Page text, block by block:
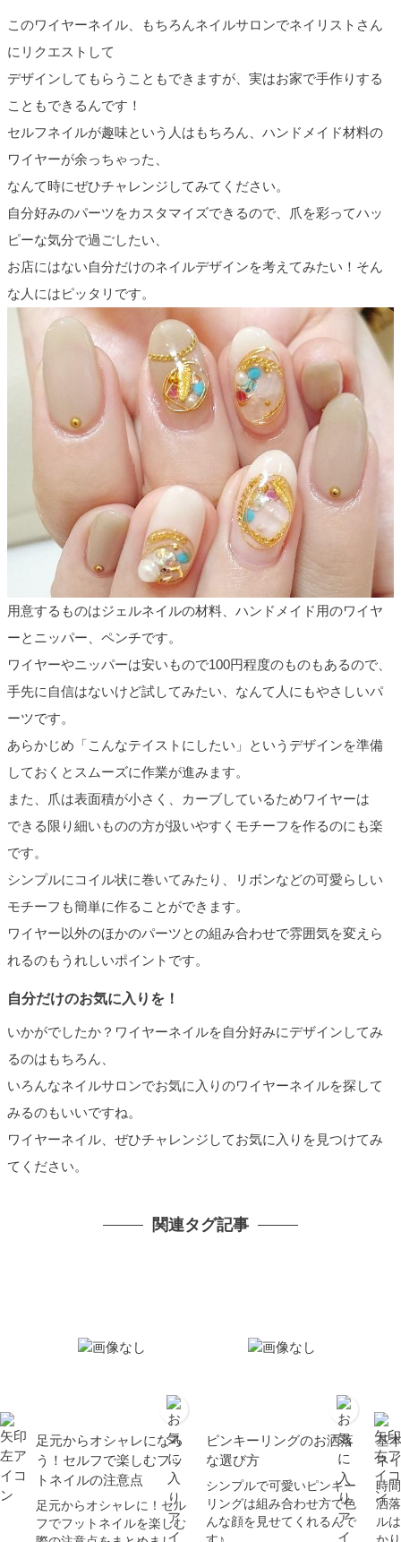
このワイヤーネイル、もちろんネイルサロンでネイリストさん
にリクエストして
デザインしてもらうこともできますが、実はお家で手作りする
こともできるんです！
セルフネイルが趣味という人はもちろん、ハンドメイド材料の
ワイヤーが余っちゃった、
なんて時にぜひチャレンジしてみてください。
自分好みのパーツをカスタマイズできるので、爪を彩ってハッ
ピーな気分で過ごしたい、
お店にはない自分だけのネイルデザインを考えてみたい！そん
な人にはピッタリです。
用意するものはジェルネイルの材料、ハンドメイド用のワイヤ
ーとニッパー、ペンチです。
ワイヤーやニッパーは安いもので100円程度のものもあるので、
手先に自信はないけど試してみたい、なんて人にもやさしいパ
ーツです。
あらかじめ「こんなテイストにしたい」というデザインを準備
しておくとスムーズに作業が進みます。
また、爪は表面積が小さく、カーブしているためワイヤーは
できる限り細いものの方が扱いやすくモチーフを作るのにも楽
です。
シンプルにコイル状に巻いてみたり、リボンなどの可愛らしい
モチーフも簡単に作ることができます。
ワイヤー以外のほかのパーツとの組み合わせで雰囲気を変えら
れるのもうれしいポイントです。
自分だけのお気に入りを！
いかがでしたか？ワイヤーネイルを自分好みにデザインしてみ
るのはもちろん、
いろんなネイルサロンでお気に入りのワイヤーネイルを探して
みるのもいいですね。
ワイヤーネイル、ぜひチャレンジしてお気に入りを見つけてみ
てください。
関連タグ記事
足元からオシャレになろ
う！セルフで楽しむフッ
トネイルの注意点
足元からオシャレに！セル
フでフットネイルを楽しむ
ピンキーリングのお洒落
な選び方
シンプルで可愛いピンキー
リングは組み合わせ方で色
んな顔を見せてくれるんで
基
ネ
時
洒
ル